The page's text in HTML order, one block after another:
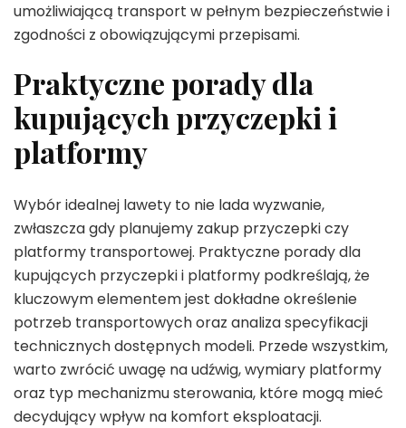
umożliwiającą transport w pełnym bezpieczeństwie i
zgodności z obowiązującymi przepisami.
Praktyczne porady dla
kupujących przyczepki i
platformy
Wybór idealnej lawety to nie lada wyzwanie,
zwłaszcza gdy planujemy zakup przyczepki czy
platformy transportowej. Praktyczne porady dla
kupujących przyczepki i platformy podkreślają, że
kluczowym elementem jest dokładne określenie
potrzeb transportowych oraz analiza specyfikacji
technicznych dostępnych modeli. Przede wszystkim,
warto zwrócić uwagę na udźwig, wymiary platformy
oraz typ mechanizmu sterowania, które mogą mieć
decydujący wpływ na komfort eksploatacji.